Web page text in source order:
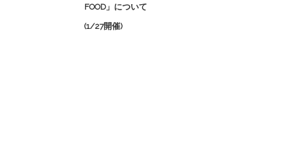
navigation
FOOD」について
(1/27開催)